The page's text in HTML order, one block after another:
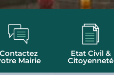
Contactez
Mairie
Etat Civil &
Citoyenneté